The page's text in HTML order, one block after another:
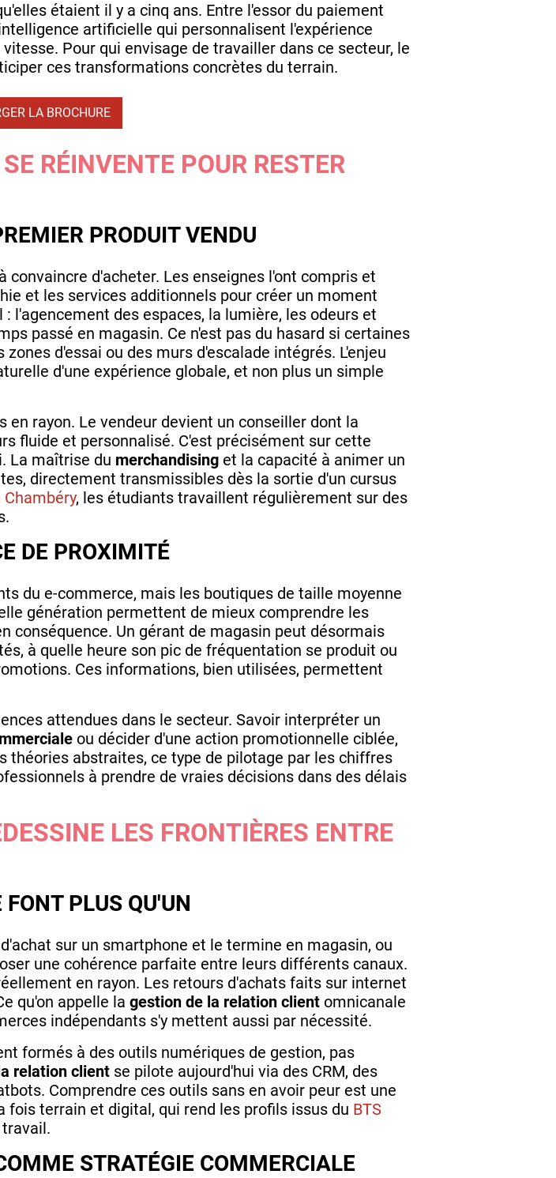
étaient il y a cinq ans. Entre l'essor du paiement
artificielle qui personnalisent l'expérience
Pour qui envisage de travailler dans ce secteur, le
ces transformations concrètes du terrain.
LA BROCHURE
RÉINVENTE POUR RESTER
PRODUIT VENDU
d'acheter. Les enseignes l'ont compris et
et les services additionnels pour créer un moment
: l'agencement des espaces, la lumière, les odeurs et
passé en magasin. Ce n'est pas du hasard si certaines
d'essai ou des murs d'escalade intégrés. L'enjeu
d'une expérience globale, et non plus un simple
rayon. Le vendeur devient un conseiller dont la
fluide et personnalisé. C'est précisément sur cette
La maîtrise du merchandising et la capacité à animer un
directement transmissibles dès la sortie d'un cursus
, les étudiants travaillent régulièrement sur des
DE PROXIMITÉ
du e-commerce, mais les boutiques de taille moyenne
génération permettent de mieux comprendre les
conséquence. Un gérant de magasin peut désormais
à quelle heure son pic de fréquentation se produit ou
Ces informations, bien utilisées, permettent
attendues dans le secteur. Savoir interpréter un
ou décider d'une action promotionnelle ciblée,
théories abstraites, ce type de pilotage par les chiffres
à prendre de vraies décisions dans des délais
LES FRONTIÈRES ENTRE
PLUS QU'UN
sur un smartphone et le termine en magasin, ou
une cohérence parfaite entre leurs différents canaux.
en rayon. Les retours d'achats faits sur internet
qu'on appelle la gestion de la relation client omnicanale
indépendants s'y mettent aussi par nécessité.
formés à des outils numériques de gestion, pas
relation client se pilote aujourd'hui via des CRM, des
Comprendre ces outils sans en avoir peur est une
terrain et digital, qui rend les profils issus du BTS
STRATÉGIE COMMERCIALE